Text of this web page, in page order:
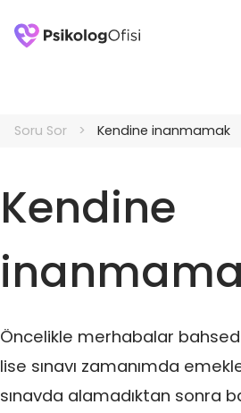
Soru Sor Kendine inanmamak
Kendine
Öncelikle merhabalar
lise sınavı zamanımda
sınavda alamadıktan sonra